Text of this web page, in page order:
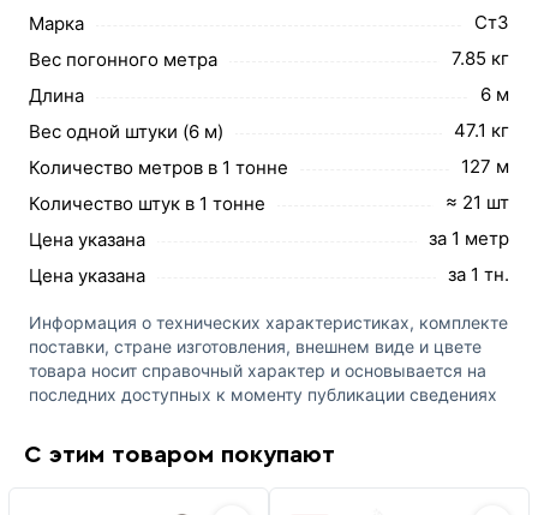
Марка
Ст3
Вес погонного метра
7.85 кг
Длина
6 м
Вес одной штуки (6 м)
47.1 кг
Количество метров в 1 тонне
127 м
Количество штук в 1 тонне
≈ 21 шт
Цена указана
за 1 метр
Цена указана
за 1 тн.
Информация о технических характеристиках, комплекте
поставки, стране изготовления, внешнем виде и цвете
товара носит справочный характер и основывается на
последних доступных к моменту публикации сведениях
С этим товаром покупают